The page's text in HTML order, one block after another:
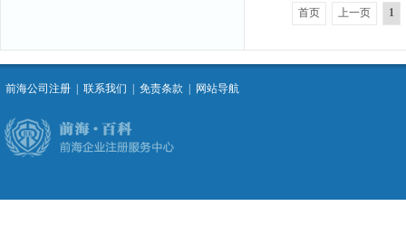
首页 上一页 1
前海公司注册 | 联系我们 | 免责条款 | 网站导航